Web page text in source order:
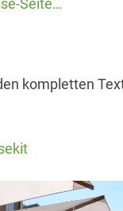
Seite…
kompletten